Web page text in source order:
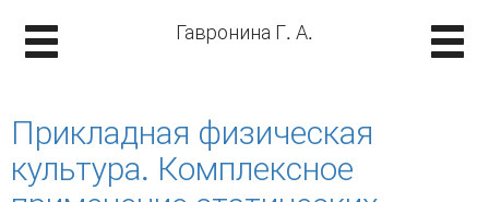
Гавронина Г. А.
Прикладная физическая
культура. Комплексное